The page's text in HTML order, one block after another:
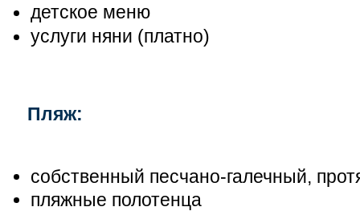
детское меню
услуги няни (платно)
Пляж:
собственный песчано-галечный,
пляжные полотенца